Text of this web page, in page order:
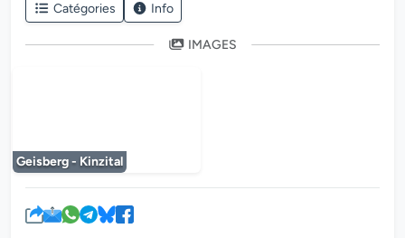
Catégories Info
IMAGES
Geisberg - Kinzital